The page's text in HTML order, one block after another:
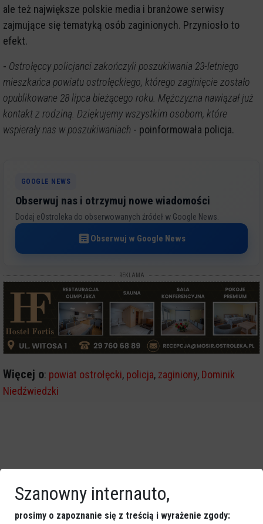
ale też największe polskie media i branżowe serwisy
zajmujące się tematyką osób zaginionych. Przyniosło to
efekt.
- Ostrołęccy policjanci zakończyli poszukiwania 23-letniego
mieszkańca powiatu ostrołęckiego, którego zaginięcie zostało
opublikowane 28 lipca bieżącego roku. Mężczyzna nawiązał już
kontakt z rodziną. Dziękujemy wszystkim osobom, które
wspierały nas w poszukiwaniach - poinformowała policja.
GOOGLE NEWS
Obserwuj nas i otrzymuj nowe wiadomości
Dodaj eOstroleka do obserwowanych źródeł w Google News.
Obserwuj w Google News
REKLAMA
Więcej o: powiat ostrołęcki, policja, zaginiony, Dominik
Niedźwiedzki
Szanowny internauto,
prosimy o zapoznanie się z treścią i wyrażenie zgody: